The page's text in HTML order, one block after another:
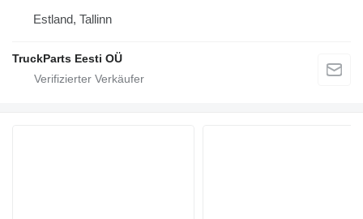
Estland, Tallinn
TruckParts Eesti OÜ